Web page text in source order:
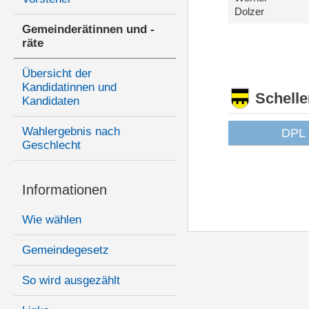
Gemeinderätinnen und -
räte
Übersicht der
Kandidatinnen und
Kandidaten
Wahlergebnis nach
Geschlecht
Informationen
Wie wählen
Gemeindegesetz
So wird ausgezählt
Dolzer
DPL